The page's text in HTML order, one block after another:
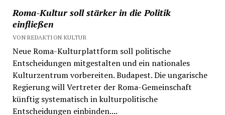
Roma-Kultur soll stärker in die Politik
einfließen
VON REDAKTION KULTUR
Neue Roma-Kulturplattform soll politische
Entscheidungen mitgestalten und ein nationales
Kulturzentrum vorbereiten. Budapest. Die ungarische
Regierung will Vertreter der Roma-Gemeinschaft
künftig systematisch in kulturpolitische
Entscheidungen einbinden....